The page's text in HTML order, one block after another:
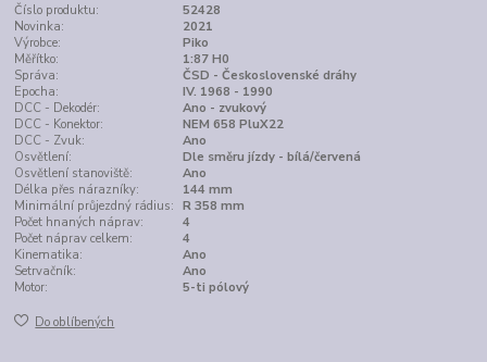
Číslo produktu:
52428
Novinka:
2021
Výrobce:
Piko
Měřítko:
1:87 H0
Správa:
ČSD - Československé dráhy
Epocha:
IV. 1968 - 1990
DCC - Dekodér:
Ano - zvukový
DCC - Konektor:
NEM 658 PluX22
DCC - Zvuk:
Ano
Osvětlení:
Dle směru jízdy - bílá/červená
Osvětlení stanoviště:
Ano
Délka přes nárazníky:
144 mm
Minimální průjezdný rádius: R 358 mm
Počet hnaných náprav:
4
Počet náprav celkem:
4
Kinematika:
Ano
Setrvačník:
Ano
Motor:
5-ti pólový
Do oblíbených